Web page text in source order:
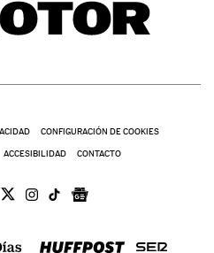
CONFIGURACIÓN DE COOKIES
ACCESIBILIDAD CONTACTO